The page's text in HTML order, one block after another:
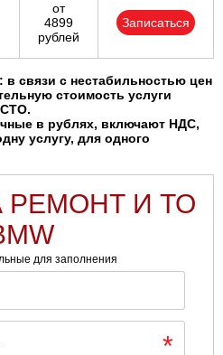
от
4899
рублей
Записаться
связи с нестабильностью цен
стоимость услуги
СТО.
в рублях, включают НДС,
услугу, для одного
РЕМОНТ И ТО
для заполнения